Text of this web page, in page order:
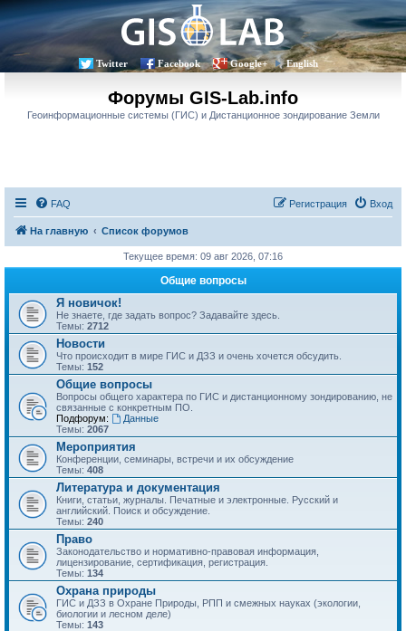
Twitter Facebook Google+ English
Форумы GIS-Lab.info
Геоинформационные системы (ГИС) и Дистанционное зондирование Земли
FAQ Вход
Регистрация
На главную Список форумов
Текущее время: 09 авг 2026, 07:16
Общие вопросы
Я новичок!
Не знаете, где задать вопрос? Задавайте здесь.
Темы: 2712
Новости
Что происходит в мире ГИС и ДЗЗ и очень хочется обсудить.
Темы: 152
Общие вопросы
Вопросы общего характера по ГИС и дистанционному зондированию, не
связанные с конкретным ПО.
Подфорум:
Данные
Темы: 2067
Мероприятия
Конференции, семинары, встречи и их обсуждение
Темы: 408
Литература и документация
Книги, статьи, журналы. Печатные и электронные. Русский и
английский. Поиск и обсуждение.
Темы: 240
Право
Законодательство и нормативно-правовая информация,
лицензирование, сертификация, регистрация.
Темы: 134
Охрана природы
ГИС и ДЗЗ в Охране Природы, РПП и смежных науках (экологии,
биологии и лесном деле)
Темы: 143